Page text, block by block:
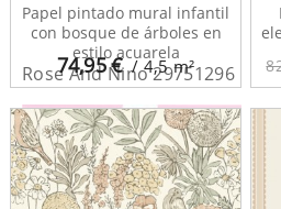
Rose And Nino 29751296
74,95€ / 4,5m²
Papel pintado mural infantil
con bosque de árboles en
estilo acuarela